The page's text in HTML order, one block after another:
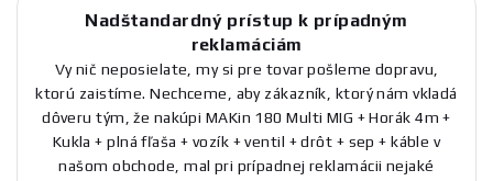
Nadštandardný prístup k prípadným
reklamáciám
Vy nič neposielate, my si pre tovar pošleme dopravu,
ktorú zaistíme. Nechceme, aby zákazník, ktorý nám vkladá
dôveru tým, že nakúpi MAKin 180 Multi MIG + Horák 4m +
Kukla + plná fľaša + vozík + ventil + drôt + sep + káble v
našom obchode, mal pri prípadnej reklamácii nejaké